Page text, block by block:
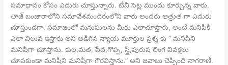
సమాధానం కోసం ఎదురు చూస్తున్నారు. టీవీ సెట్ల ముందు కూర్చున్న వారు,
తాజ్ బంజారాలోని సమావేశమందిరంలోని వారు అందరు ఆత్రుత గా ఎదురు
చూస్తుండగా, సమాజంలో మనుషులను మీరు ఎలాచూస్తారు, అంటే మనిషికి
ఎలా విలువ ఇస్తారు అని అడిగిన న్యాయ మూర్తుల ప్రశ్న కు ” మనిషిని
మనిషిగా చూస్తాను. కుల,మత, పేద,గొప్ప, స్త్రీ,పురుష లింగ వివక్షలు
చూపకుండా మనిషిని మనిషిగా గౌరవిస్తాను.” అని జవాబు చెప్పింది నాగరాణి.